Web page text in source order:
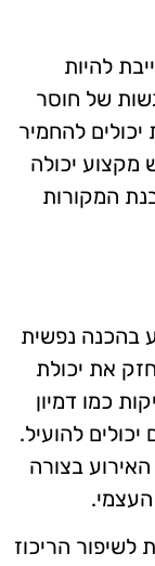
להיות
של חוסר
להחמיר
מקצוע יכולה
המקורות
בהכנה נפשית
את יכולת
כמו דמיון
להועיל.
בצורה
לשיפור הריכוז